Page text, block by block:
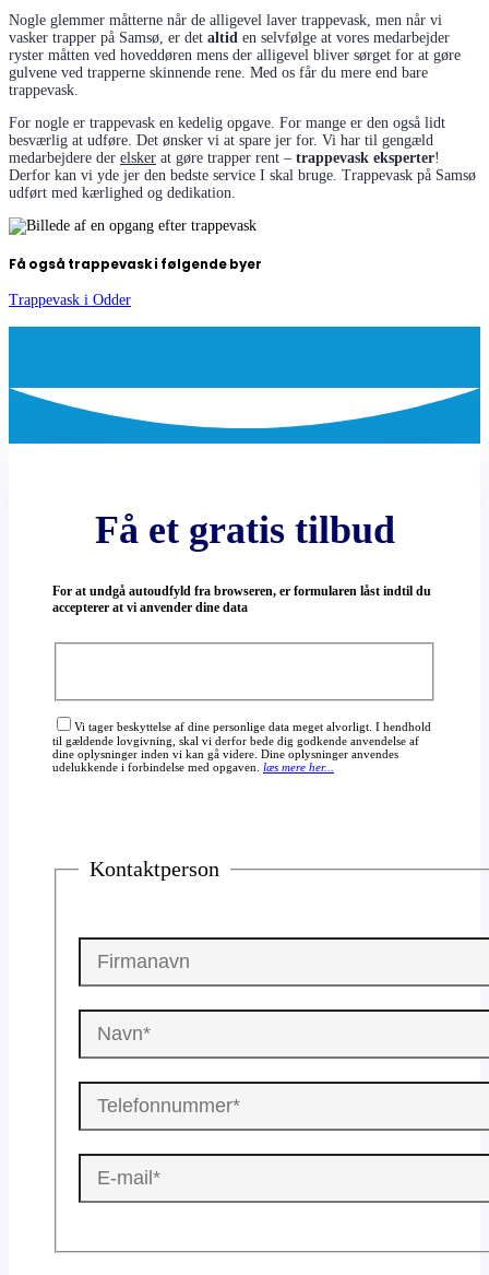
Nogle glemmer måtterne når de alligevel laver trappevask, men når vi
vasker trapper på Samsø, er det altid en selvfølge at vores medarbejder
ryster måtten ved hoveddøren mens der alligevel bliver sørget for at gøre
gulvene ved trapperne skinnende rene. Med os får du mere end bare
trappevask.
For nogle er trappevask en kedelig opgave. For mange er den også lidt
besværlig at udføre. Det ønsker vi at spare jer for. Vi har til gengæld
medarbejdere der elsker at gøre trapper rent – trappevask eksperter!
Derfor kan vi yde jer den bedste service I skal bruge. Trappevask på Samsø
udført med kærlighed og dedikation.
Få også trappevask i følgende byer
Trappevask i Odder
Få et gratis tilbud
For at undgå autoudfyld fra browseren, er formularen låst indtil du
accepterer at vi anvender dine data
Vi tager beskyttelse af dine personlige data meget alvorligt. I hendhold
til gældende lovgivning, skal vi derfor bede dig godkende anvendelse af
dine oplysninger inden vi kan gå videre. Dine oplysninger anvendes
udelukkende i forbindelse med opgaven. læs mere her...
Kontaktperson